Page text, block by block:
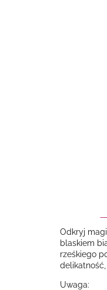
Odkryj
blaskiem
rześkiego
Uwaga: